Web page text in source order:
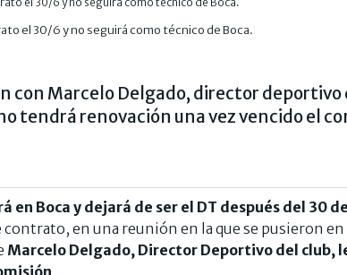
el 30/6 y no seguirá como técnico de Boca.
con Marcelo Delgado, director deportivo
tendrá renovación una vez vencido el
en Boca y dejará de ser el DT después del 30
en una reunión en la que se pusieron en
Marcelo Delgado, Director Deportivo del club,
.